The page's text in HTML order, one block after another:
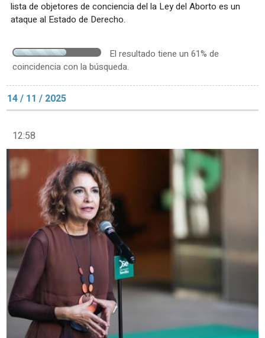
lista de objetores de conciencia del la Ley del Aborto es un
ataque al Estado de Derecho.
El resultado tiene un 61% de
coincidencia con la búsqueda.
14 / 11 / 2025
12:58